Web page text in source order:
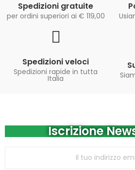
Spedizioni gratuite
per ordini superiori ai € 119,00
Spedizioni veloci
Spedizioni rapide in tutta
Italia
Iscrizione